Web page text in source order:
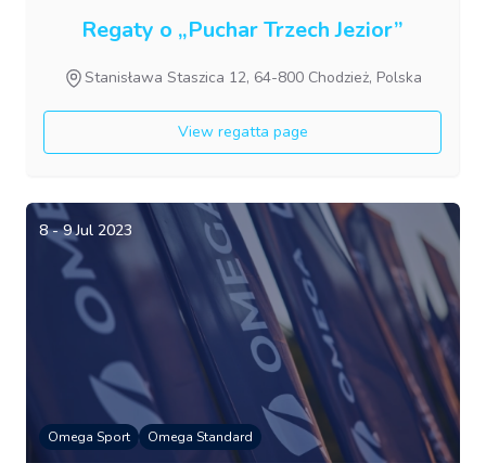
Regaty o „Puchar Trzech Jezior”
Stanisława Staszica 12, 64-800 Chodzież, Polska
View regatta page
8 - 9 Jul 2023
Omega Sport Omega Standard